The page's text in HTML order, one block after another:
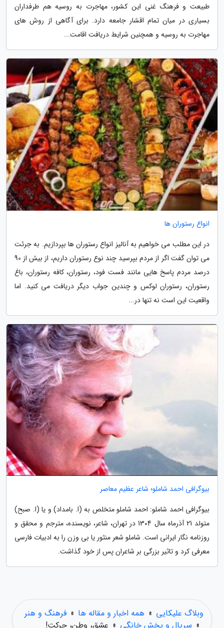
طبیعت و فرهنگ غنی این کشور، مهاجرت به روسیه هم طرفداران
بسیاری در میان تمام اقشار جامعه دارد. برای آگاهی از روش های
مهاجرت به روسیه و همچنین شرایط دریافت اقامت...
انواع رستوران ها
در این مطلب می خواهیم به آنالیز انواع رستوران ها بپردازیم. به جرئت
می توان گفت اگر از مردم بپرسید چند نوع رستوران داریم، از بیش از 90
درصد مردم پاسخ هایی مانند فست فود، رستوران، کافه رستوران، باغ
رستوران، رستوران لوکس و چندین جواب دیگر دریافت می کنید. اما
واقعیت این است نه تنها در...
بیوگرافی احمد شاملو؛ شاعر عظیم معاصر
بیوگرافی احمد شاملو: احمد شاملو متخلص به (ا. بامداد) و یا (ا. صبح)
متولد 21 آذرماه سال 1304 در تهران، شاعر، نویسنده، مترجم و محقق و
روزنامه نگار ایرانی است. شاملو شعر منثور یا بی وزن را به ادبیات فارسی
معرفی کرد و تاثیر بزرگی بر شاعران پس از خود گذاشت.
وبلاگ علیکایی » همه اخبار و مقاله ها » فرهنگ و هنر
» سریال و پخش خانگی » عشق، وطن، حرکت!